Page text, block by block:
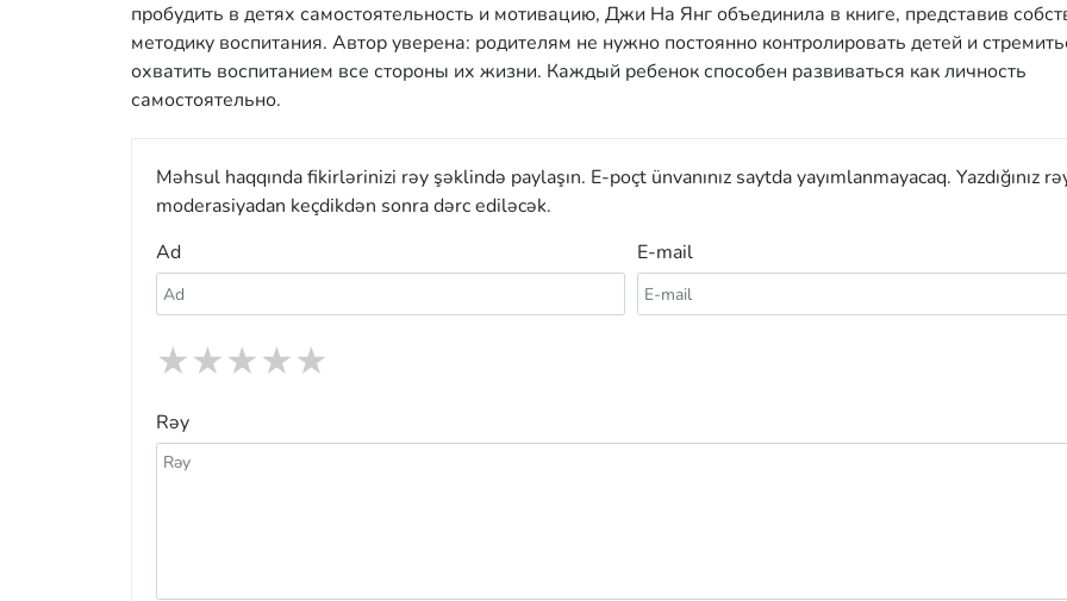
пробудить в детях самостоятельность и мотивацию, Джи На Янг объединила в книге, представив
методику воспитания. Автор уверена: родителям не нужно постоянно контролировать детей и
охватить воспитанием все стороны их жизни. Каждый ребенок способен развиваться как личность
самостоятельно.
Məhsul haqqında fikirlərinizi rəy şəklində paylaşın. E-poçt ünvanınız saytda yayımlanmayacaq. Yazdığınız
moderasiyadan keçdikdən sonra dərc ediləcək.
Ad
E-mail
★
★
★
★
★
Rəy